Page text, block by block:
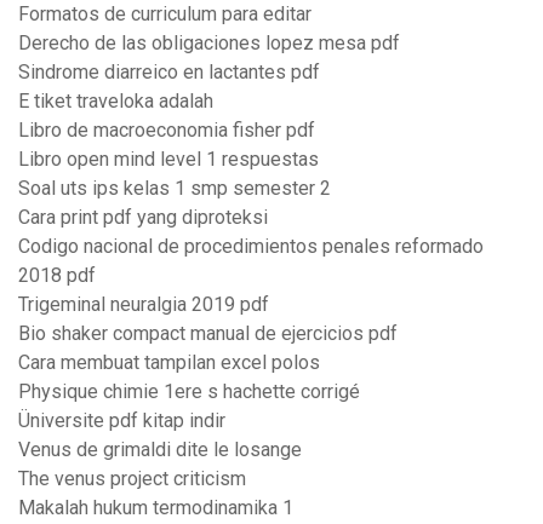
Formatos de curriculum para editar
Derecho de las obligaciones lopez mesa pdf
Sindrome diarreico en lactantes pdf
E tiket traveloka adalah
Libro de macroeconomia fisher pdf
Libro open mind level 1 respuestas
Soal uts ips kelas 1 smp semester 2
Cara print pdf yang diproteksi
Codigo nacional de procedimientos penales reformado
2018 pdf
Trigeminal neuralgia 2019 pdf
Bio shaker compact manual de ejercicios pdf
Cara membuat tampilan excel polos
Physique chimie 1ere s hachette corrigé
Üniversite pdf kitap indir
Venus de grimaldi dite le losange
The venus project criticism
Makalah hukum termodinamika 1